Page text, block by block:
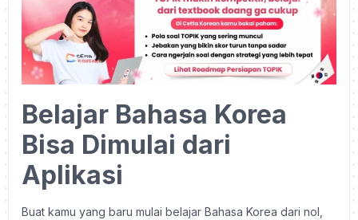
Belajar Bahasa Korea
Bisa Dimulai dari
Aplikasi
Buat kamu yang baru mulai belajar Bahasa Korea dari nol,